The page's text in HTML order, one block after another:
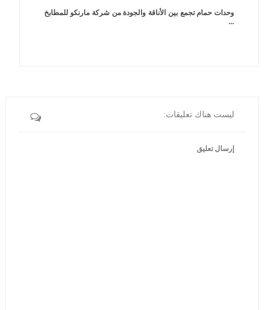
وحدات حمام تجمع بين الأناقة والجودة من شركة مارنكو للمطابخ
...
ليست هناك تعليقات:
إرسال تعليق